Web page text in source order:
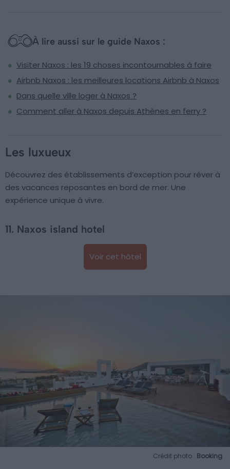
À lire aussi sur le guide Naxos :
Visiter Naxos : les 19 choses incontournables à faire
Airbnb Naxos : les meilleures locations Airbnb à Naxos
Dans quelle ville loger à Naxos ?
Comment aller à Naxos depuis Athènes en ferry ?
Les luxueux
Découvrez des établissements d’exception pour rêver à
des vacances reposantes en bord de mer. Une
expérience unique à vivre.
11. Naxos island hotel
Voir cet hôtel
Crédit photo : Booking